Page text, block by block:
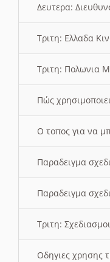
Δευτερα:
Τριτη: Ελλαδα
Τριτη: Πολωνια
Πώς
O τοπος για να
Παραδειγμα
Παραδειγμα
Τριτη:
Οδηγιες χρησης